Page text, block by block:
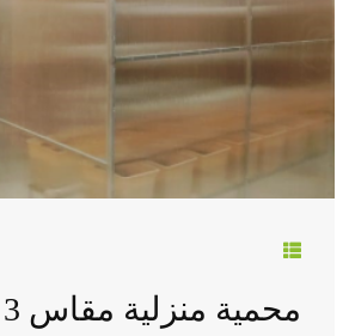
محمية منزلية مقاس 3 في 4